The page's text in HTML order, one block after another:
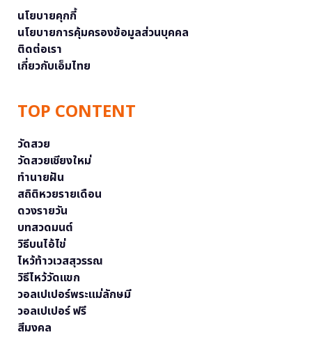
นโยบายคุกกี้
นโยบายการคุ้มครองข้อมูลส่วนบุคคล
ติดต่อเรา
เกี่ยวกับเอ็มไทย
TOP CONTENT
วัดสวย
วัดสวยเชียงใหม่
ทำนายฝัน
สถิติหวยรายเดือน
ดวงรายวัน
บทสวดมนต์
วิธีบนไอ้ไข่
ไหว้ท้าวเวสสุวรรณ
วิธีไหว้วัดแขก
วอลเปเปอร์พระแม่ลักษมี
วอลเปเปอร์ ฟรี
สีมงคล